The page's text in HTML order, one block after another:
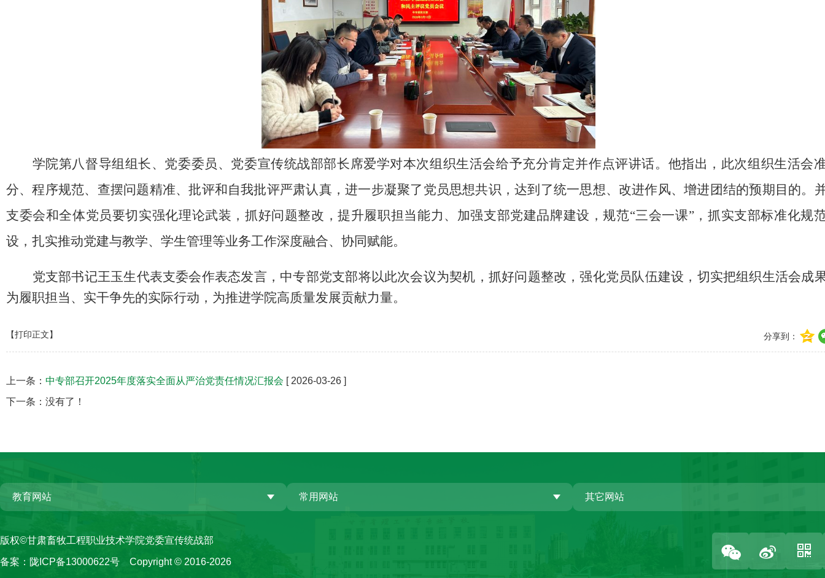
学院第八督导组组长、党委委员 、 党委宣传统战部部长席爱学对本次组织生活会给予充分肯定并作点评讲话。 他指出，此次组织生活会
分、程序规范、 查摆问题精准、批评和自我批评严肃认真，进一步凝聚了党员思想共识 ，达到了统一思想、改进作风、增进团结的预期目的。
支委会和全体党员要切实强化理论武装 ， 抓好问题整改，提升履职担当能力 、加强支部党建品牌建设，规范“三会一课”，抓实支部标准化规
设 ， 扎实推动党建与教学、学生管理等业务工作深度融合、协同赋能。
党支部书记王玉生代表支委会作表态发言， 中专部党支部将以此次会议为契机，抓好问题整改，强化党员队伍建设， 切实把组织生活会成
为履职担当、实干争先的实际行动，为推进学院高质量发展贡献力量。
分享到：
【打印正文】
上一条： 中专部召开2025年度落实全面从严治党责任情况汇报会 [ 2026-03-26 ]
下一条：没有了！
教育网站 常用网站 其它网站
版权©甘肃畜牧工程职业技术学院党委宣传统战部
备案： 陇ICP备13000622号 Copyright © 2016-2026